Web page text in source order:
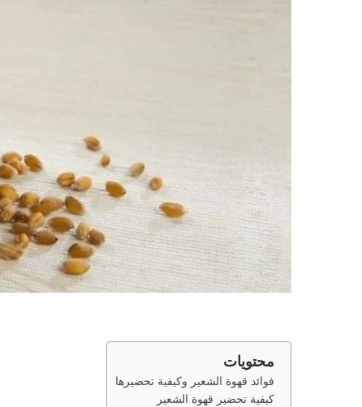
محتويات
فوائد قهوة الشعير وكيفية تحضيرها
كيفية تحضير قهوة الشعير